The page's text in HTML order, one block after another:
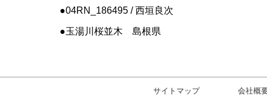
04RN_186495 / 西垣良次
玉湯川桜並木 島根県
サイトマップ 会社概